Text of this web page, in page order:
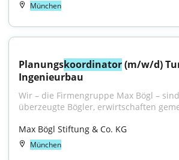
München
Planungskoordinator (m/w/d)
Ingenieurbau
Wir – die Firmengruppe Max Bögl –
überzeugte Bögler, erwirtschaften
Max Bögl Stiftung & Co. KG
München